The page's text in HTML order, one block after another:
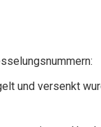
und versenkt